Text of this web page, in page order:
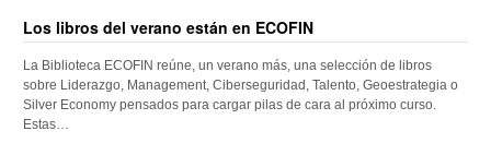
Los libros del verano están en ECOFIN
La Biblioteca ECOFIN reúne, un verano más, una selección de libros
sobre Liderazgo, Management, Ciberseguridad, Talento, Geoestrategia o
Silver Economy pensados para cargar pilas de cara al próximo curso.
Estas…